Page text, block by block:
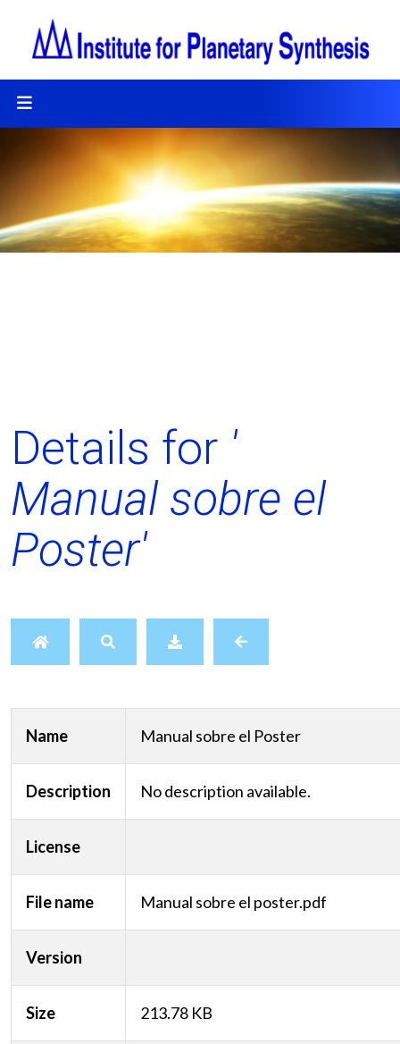
Details for '
Manual sobre el
Poster'
Name Manual sobre el Poster
Description No description available.
License
File name Manual sobre el poster.pdf
Version
Size 213.78 KB